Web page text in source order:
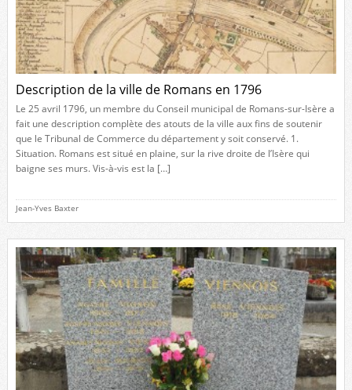
Description de la ville de Romans en 1796
Le 25 avril 1796, un membre du Conseil municipal de Romans-sur-Isère a
fait une description complète des atouts de la ville aux fins de soutenir
que le Tribunal de Commerce du département y soit conservé. 1.
Situation. Romans est situé en plaine, sur la rive droite de l’Isère qui
baigne ses murs. Vis-à-vis est la […]
Jean-Yves Baxter